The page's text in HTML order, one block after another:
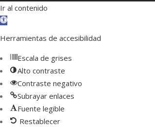
Ir al contenido
Abrir
herramientas
Herramientas de accesibilidad
Escala de grises
Alto contraste
Contraste negativo
Subrayar enlaces
Fuente legible
Restablecer